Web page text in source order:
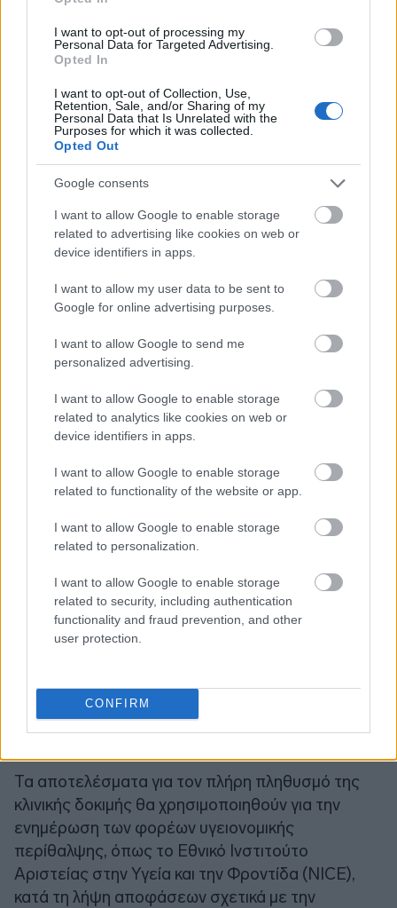
I want to opt-out of processing my
Personal Data for Targeted Advertising.
Opted In
I want to opt-out of Collection, Use,
Retention, Sale, and/or Sharing of my
Personal Data that Is Unrelated with the
Purposes for which it was collected.
Opted Out
Google consents
I want to allow Google to enable storage
related to advertising like cookies on web or
device identifiers in apps.
I want to allow my user data to be sent to
Google for online advertising purposes.
I want to allow Google to send me
personalized advertising.
I want to allow Google to enable storage
related to analytics like cookies on web or
device identifiers in apps.
I want to allow Google to enable storage
related to functionality of the website or app.
I want to allow Google to enable storage
related to personalization.
I want to allow Google to enable storage
related to security, including authentication
functionality and fraud prevention, and other
user protection.
CONFIRM
Το χαμηλό σκορ στο τεστ
συνεπάγεται ελάχιστο ή καθόλου
όφελος από τη χημειοθεραπεία
Από τα 4.429 συμμετέχουσες που συμμετείχαν
στη ν κλινική μελέτη, το 68% είχαν χαμηλή
βαθμολογία στο τεστ Prosigna.
Για αυτήν την ομάδα, τα αποτελέσματα έδειξαν
ότι τα αποτελέσματα ήταν παρόμοια είτε
χορηγήθηκε χημειοθεραπεία είτε όχι. Πέντε
χρόνια μετά τη θεραπεία:
• Το 94,8% όσων έλαβαν χημειοθεραπεία
παράλληλα με ορμονοθεραπεία ήταν εν ζωή και
χωρίς υποτροπή του καρκίνου του μαστού
ορμονοθεραπεία ήταν επίσης εν ζωή και χωρίς
• Μόνο το 2% των ασθενών με χαμηλή
βαθμολογία στο τεστ Prosigna που έλαβαν
χημειοθεραπεία θα ωφεληθούν από αυτή.
Αυτό υποδηλώνει ότι για τις ασθενείς με χαμηλές
βαθμολογίες Prosigna, η χημειοθεραπεία
προσφέρει ελάχιστο ή καθόλου πρόσθετο
από 5.000 ασθενείς του NHS ετησίως θα
μπορούσαν να αποφύγουν τη χημειοθεραπεία,
χάρη σε αυτή την κλινική μελέτη.
Τα αποτελέσματα για τον πλήρη πληθυσμό της
κλινικής δοκιμής θα χρησιμοποιηθούν για την
ενημέρωση των φορέων υγειονομικής
περίθαλψης, όπως το Εθνικό Ινστιτούτο
Αριστείας στην Υγεία και την Φροντίδα (NICE),
κατά τη λήψη αποφάσεων σχετικά με την